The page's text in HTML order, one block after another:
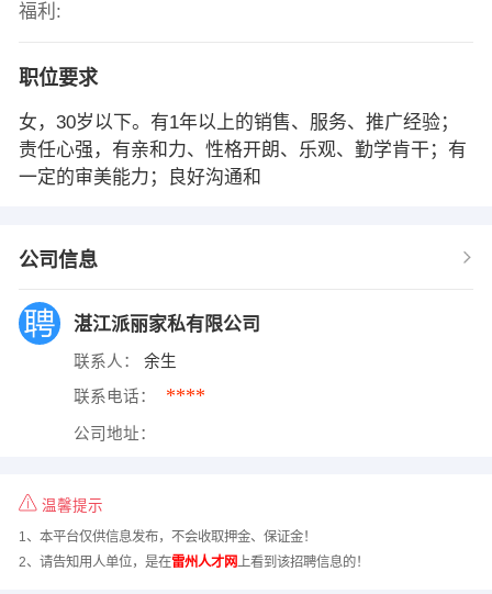
福利:
职位要求
女，30岁以下。有1年以上的销售、服务、推广经验；
责任心强，有亲和力、性格开朗、乐观、勤学肯干；有
一定的审美能力；良好沟通和
公司信息
湛江派丽家私有限公司
联系人： 余生
联系电话： ****
公司地址：
温馨提示
1、本平台仅供信息发布，不会收取押金、保证金！
2、请告知用人单位，是在雷州人才网上看到该招聘信息的！